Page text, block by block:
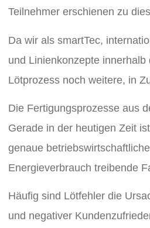
Teilnehmer erschienen zu
Da wir als smartTec,
und Linienkonzepte
Lötprozess noch weitere, in
Die Fertigungsprozesse aus
Gerade in der heutigen Zeit
genaue
Energieverbrauch treibende
Häufig sind Lötfehler die
und negativer